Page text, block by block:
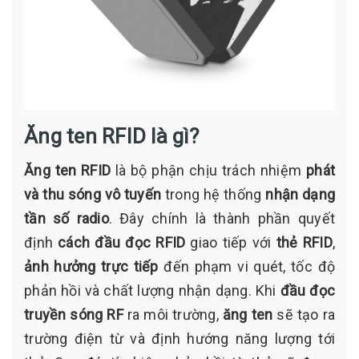
Ăng ten RFID là gì?
Ăng ten RFID là bộ phận chịu trách nhiệm phát
và thu sóng vô tuyến trong hệ thống nhận dạng
tần số radio. Đây chính là thành phần quyết
định cách đầu đọc RFID giao tiếp với thẻ RFID,
ảnh hưởng trực tiếp đến phạm vi quét, tốc độ
phản hồi và chất lượng nhận dạng. Khi đầu đọc
truyền sóng RFra môi trường, ăng ten sẽ tạo ra
trường điện từ và định hướng năng lượng tới